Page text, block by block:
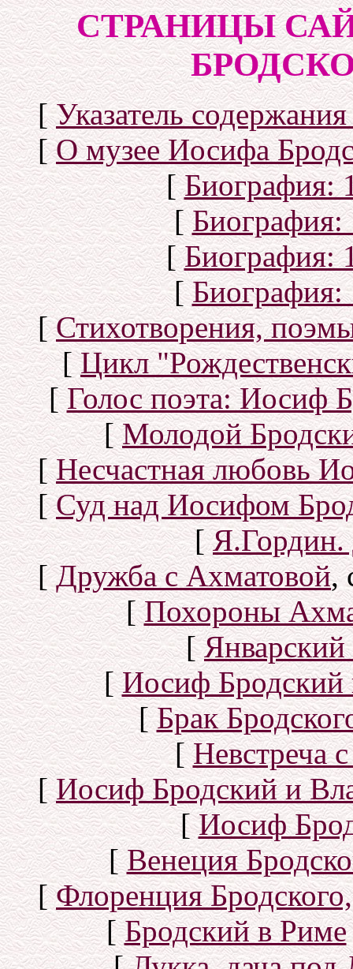
СТРАНИЦЫ
[Указатель
[О музее Иосифа
[Биография:
[Биография:
[Биография:
[Биография:
[Стихотворения,
[Цикл
[Голос поэта: Иосиф
[Молодой
[Несчастная любовь
[Суд над Иосифом
[Я.Гордин.
[Дружба с Ахматовой,
[Похороны
[Январский
[Иосиф Бродский
[Брак
[Невстреча
[Иосиф Бродский и
[Иосиф
[Венеция
[Флоренция
[Бродский в Риме